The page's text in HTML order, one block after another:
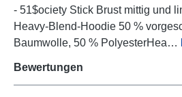
- 51$ociety Stick Brust mittig und
Heavy-Blend-Hoodie 50 %
Baumwolle, 50 % PolyesterHea…
Bewertungen